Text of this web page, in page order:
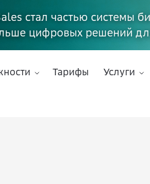
стал частью системы
цифровых решений
Тарифы Услуги